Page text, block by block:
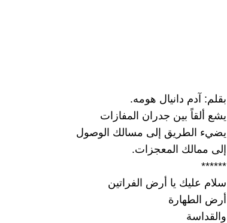
بقلم: آدم دانيال هومه.
يشع ألقاً بين جدران المفازات
يضيء الطريق إلى مسالك الوصول
إلى ممالك المعجزات.
******
سلام عليك يا أرض الفراتين
أرض الطهارة
والقداسة